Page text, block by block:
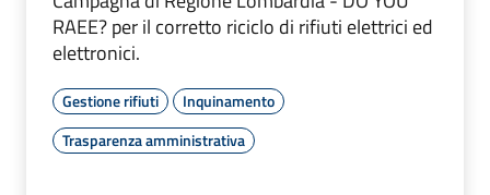
RAEE? per il corretto riciclo di rifiuti elettrici ed
elettronici.
Gestione rifiuti
Inquinamento
Trasparenza amministrativa